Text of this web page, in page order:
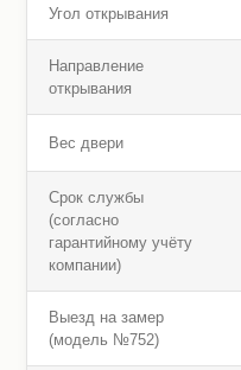
Угол открывания
Направление
открывания
Вес двери
Срок службы
(согласно
гарантийному учёту
компании)
Выезд на замер
(модель №752)